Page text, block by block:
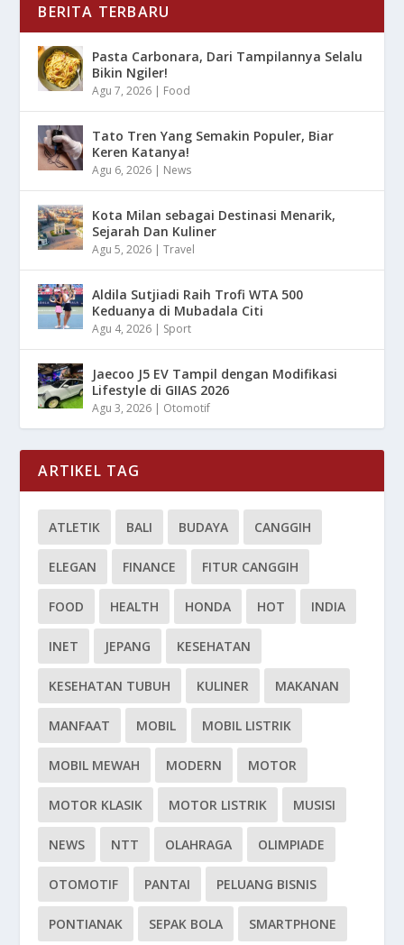
BERITA TERBARU
Pasta Carbonara, Dari Tampilannya Selalu
Bikin Ngiler!
Agu 7, 2026 | Food
Tato Tren Yang Semakin Populer, Biar
Keren Katanya!
Agu 6, 2026 | News
Kota Milan sebagai Destinasi Menarik,
Sejarah Dan Kuliner
Agu 5, 2026 |Travel
Aldila Sutjiadi Raih Trofi WTA 500
Keduanya di Mubadala Citi
Agu 4, 2026 | Sport
Jaecoo J5 EV Tampil dengan Modifikasi
Lifestyle di GIIAS 2026
Agu 3, 2026 | Otomotif
ARTIKEL TAG
ATLETIK BALI BUDAYA CANGGIH
ELEGAN FINANCE FITUR CANGGIH
FOOD HEALTH HONDA HOT INDIA
INET JEPANG KESEHATAN
KESEHATAN TUBUH KULINER MAKANAN
MANFAAT MOBIL MOBIL LISTRIK
MOBIL MEWAH MODERN MOTOR
MOTOR KLASIK MOTOR LISTRIK MUSISI
NEWS NTT OLAHRAGA OLIMPIADE
OTOMOTIF PANTAI PELUANG BISNIS
PONTIANAK SEPAK BOLA SMARTPHONE